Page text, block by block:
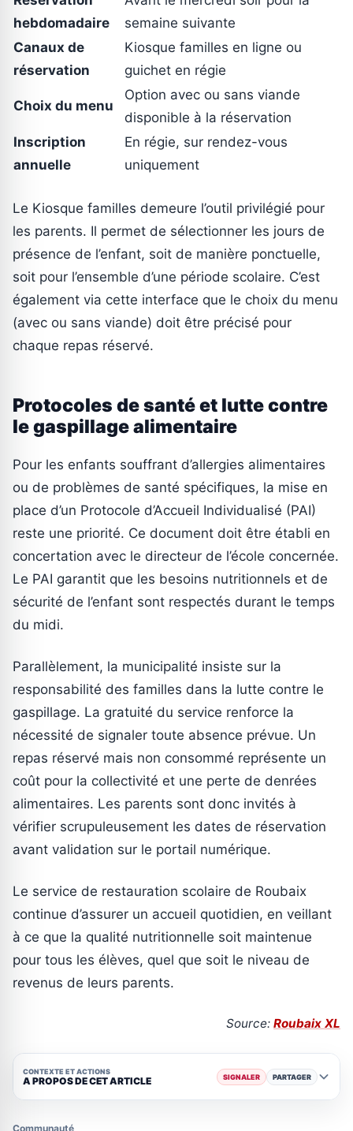
hebdomadaire
semaine suivante
Canaux de
réservation
Kiosque familles en ligne ou
guichet en régie
Choix du menu
Option avec ou sans viande
disponible à la réservation
Inscription
annuelle
En régie, sur rendez-vous
uniquement
Le Kiosque familles demeure l’outil privilégié pour
les parents. Il permet de sélectionner les jours de
présence de l’enfant, soit de manière ponctuelle,
soit pour l’ensemble d’une période scolaire. C’est
également via cette interface que le choix du menu
(avec ou sans viande) doit être précisé pour
chaque repas réservé.
Protocoles de santé et lutte contre
le gaspillage alimentaire
Pour les enfants souffrant d’allergies alimentaires
ou de problèmes de santé spécifiques, la mise en
place d’un Protocole d’Accueil Individualisé (PAI)
reste une priorité. Ce document doit être établi en
concertation avec le directeur de l’école concernée.
Le PAI garantit que les besoins nutritionnels et de
sécurité de l’enfant sont respectés durant le temps
du midi.
Parallèlement, la municipalité insiste sur la
responsabilité des familles dans la lutte contre le
gaspillage. La gratuité du service renforce la
nécessité de signaler toute absence prévue. Un
repas réservé mais non consommé représente un
coût pour la collectivité et une perte de denrées
alimentaires. Les parents sont donc invités à
vérifier scrupuleusement les dates de réservation
avant validation sur le portail numérique.
Le service de restauration scolaire de Roubaix
continue d’assurer un accueil quotidien, en veillant
à ce que la qualité nutritionnelle soit maintenue
pour tous les élèves, quel que soit le niveau de
revenus de leurs parents.
Source: Roubaix XL
CONTEXTE ET ACTIONS
A PROPOS DE CET ARTICLE SIGNALER PARTAGER
Communauté